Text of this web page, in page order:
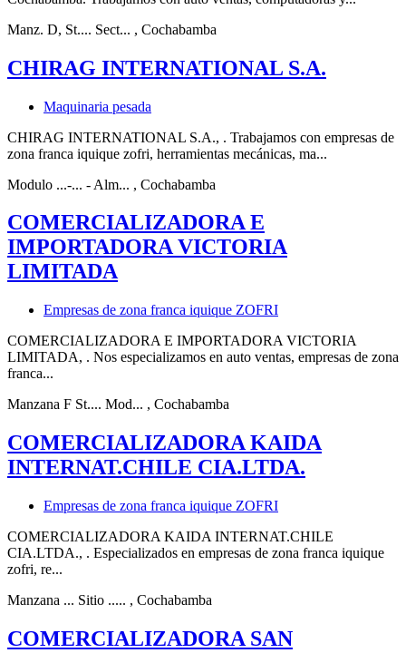
Manz. D, St.... Sect... , Cochabamba
CHIRAG INTERNATIONAL S.A.
Maquinaria pesada
CHIRAG INTERNATIONAL S.A., . Trabajamos con empresas de
zona franca iquique zofri, herramientas mecánicas, ma...
Modulo ...-... - Alm... , Cochabamba
COMERCIALIZADORA E
IMPORTADORA VICTORIA
LIMITADA
Empresas de zona franca iquique ZOFRI
COMERCIALIZADORA E IMPORTADORA VICTORIA
LIMITADA, . Nos especializamos en auto ventas, empresas de zona
franca...
Manzana F St.... Mod... , Cochabamba
COMERCIALIZADORA KAIDA
INTERNAT.CHILE CIA.LTDA.
Empresas de zona franca iquique ZOFRI
COMERCIALIZADORA KAIDA INTERNAT.CHILE
CIA.LTDA., . Especializados en empresas de zona franca iquique
zofri, re...
Manzana ... Sitio ..... , Cochabamba
COMERCIALIZADORA SAN